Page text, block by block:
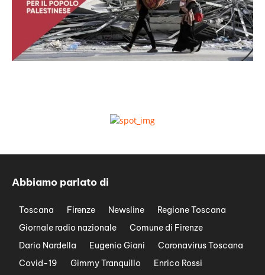
Abbiamo parlato di
Toscana Firenze Newsline
Regione Toscana
Giornale radio nazionale
Comune di Firenze
Dario Nardella
Eugenio Giani
Coronavirus Toscana
Covid-19
Gimmy Tranquillo
Enrico Rossi